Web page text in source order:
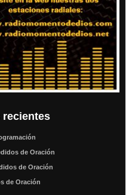
recientes
de Oración
de Oración
de Oración